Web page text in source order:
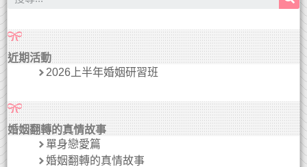
近期活動
2026上半年婚姻研習班
婚姻翻轉的真情故事
單身戀愛篇
婚姻翻轉的真情故事